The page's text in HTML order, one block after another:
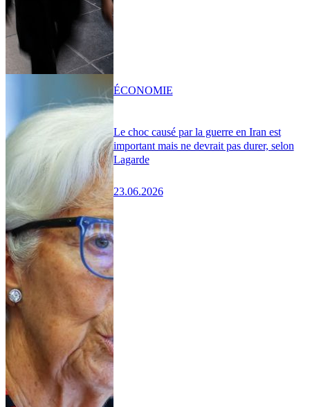
Le choc causé par la guerre en Iran est
important mais ne devrait pas durer, selon
Lagarde
23.06.2026
ÉCONOMIE